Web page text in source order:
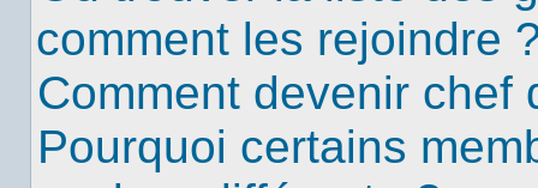
comment les rejoindre
Comment devenir chef
Pourquoi certains